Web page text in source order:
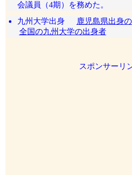
会議員（4期）を務めた。
九州大学出身
鹿児島県出身
全国の九州大学の出身者
スポンサーリ